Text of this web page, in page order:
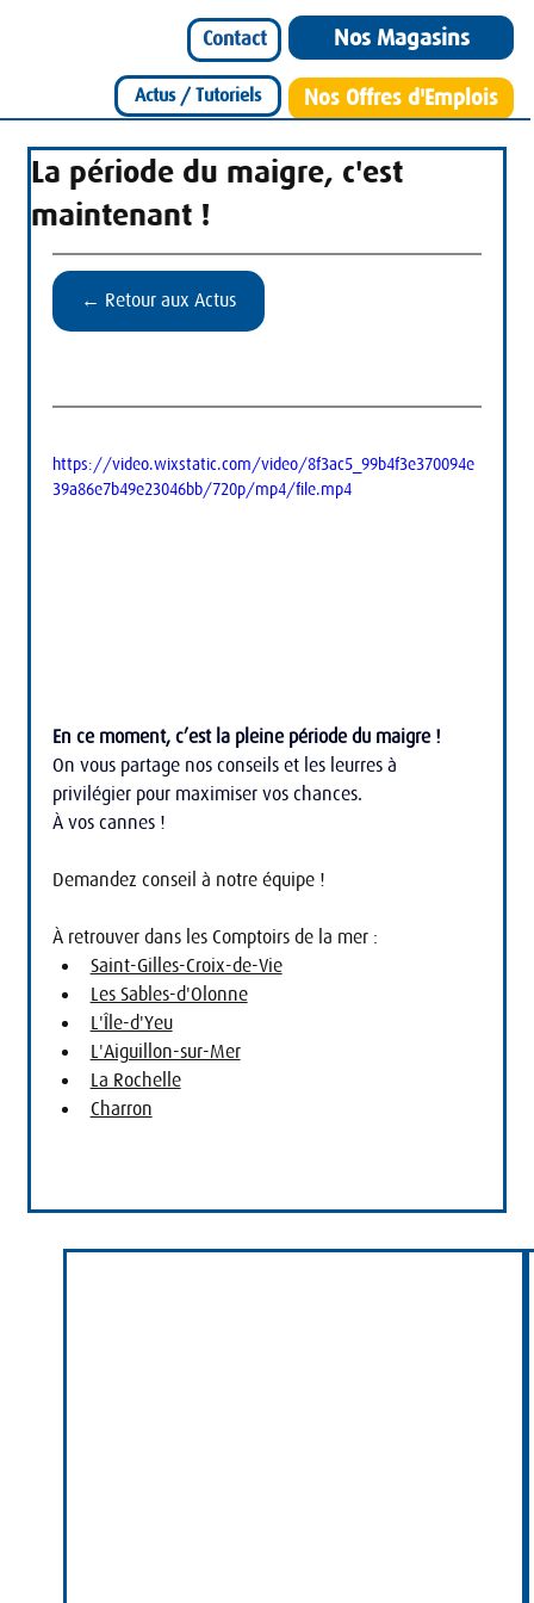
Nos Magasins
Actus / Tutoriels Nos Offres d'Emplois
Contact
La période du maigre, c'est
maintenant !
← Retour aux Actus
https://video.wixstatic.com/video/8f3ac5_99b4f3e370094e
39a86e7b49e23046bb/720p/mp4/file.mp4
En ce moment, c’est la pleine période du maigre !
On vous partage nos conseils et les leurres à
privilégier pour maximiser vos chances.
À vos cannes !
Demandez conseil à notre équipe !
À retrouver dans les Comptoirs de la mer :
Saint-Gilles-Croix-de-Vie
Les Sables-d'Olonne
L'Île-d'Yeu
L'Aiguillon-sur-Mer
La Rochelle
Charron